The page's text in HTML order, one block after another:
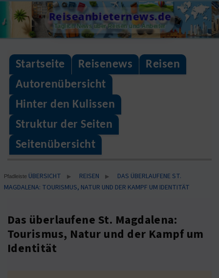
Skip
to
content
Reiseanbieternews.de
Täglich News über Reisen und Anbeiter
Startseite Reisenews
Reisen
Autorenübersicht
Hinter den Kulissen
Struktur der Seiten
Seitenübersicht
Pfadleiste ÜBERSICHT ▶ REISEN ▶
DAS ÜBERLAUFENE ST.
MAGDALENA: TOURISMUS, NATUR UND DER KAMPF UM IDENTITÄT
Das überlaufene St. Magdalena:
Tourismus, Natur und der Kampf um
Identität